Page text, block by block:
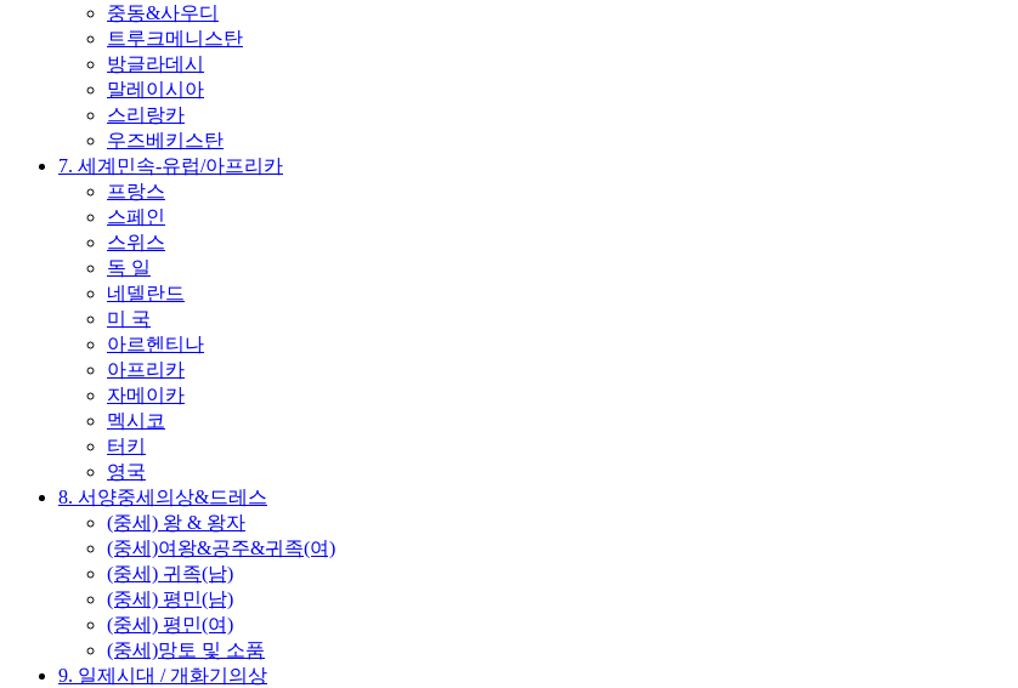
중동&사우디
트루크메니스탄
방글라데시
말레이시아
스리랑카
우즈베키스탄
7. 세계민속-유럽/아프리카
프랑스
스페인
스위스
독 일
네델란드
미 국
아르헨티나
아프리카
자메이카
멕시코
터키
영국
8. 서양중세의상&드레스
(중세) 왕 & 왕자
(중세)여왕&공주&귀족(여)
(중세) 귀족(남)
(중세) 평민(남)
(중세) 평민(여)
(중세)망토 및 소품
9. 일제시대 / 개화기의상